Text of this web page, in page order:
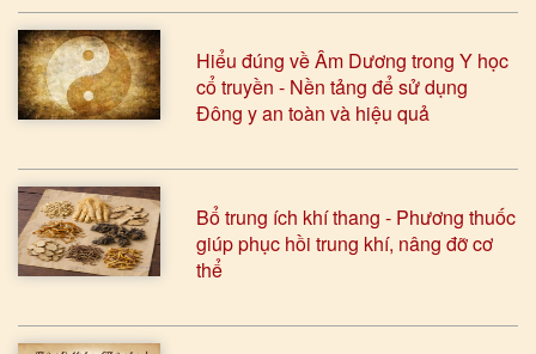
Hiểu đúng về Âm Dương trong Y học
cổ truyền - Nền tảng để sử dụng
Đông y an toàn và hiệu quả
Bổ trung ích khí thang - Phương thuốc
giúp phục hồi trung khí, nâng đỡ cơ
thể